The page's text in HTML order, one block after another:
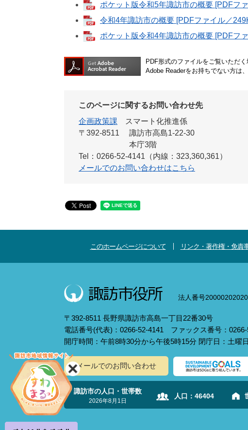
ポケット版令和5年諏訪市の概要 [PDFフ
令和4年諏訪市の概要 [PDFファイル／
ポケット版令和4年諏訪市の概要 [PDFフ
PDF形式のファイルをご覧いただ
Adobe Readerをお持ちでない方は
このページに関するお問い合わせ先
企画政策課
スマート化推進係
〒392-8511
諏訪市高島1-22-30
本庁3階
Tel：0266-52-4141（内線：323,360,361）
メールでのお問い合わせはこちら
このホームページについて リンク・著作権・免責
法人番号
〒392-8511 長野県諏訪市高島一丁目22番30号
電話番号(代表)：0266-52-4141 ファックス番号：0266-
開庁時間：午前8時30分から午後5時15分 閉庁日：土曜
メールでのお問い合わせ
諏訪市の人口・世帯数
2026年8月1日
人口： 46404